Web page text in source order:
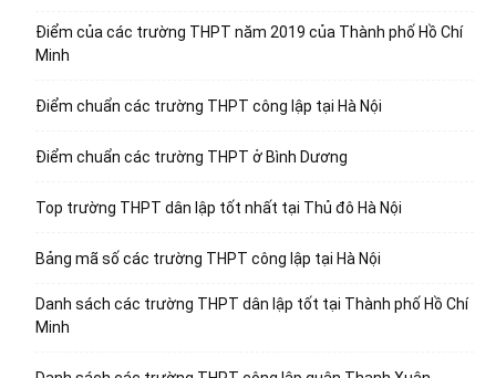
Điểm của các trường THPT năm 2019 của Thành phố Hồ Chí
Minh
Điểm chuẩn các trường THPT công lập tại Hà Nội
Điểm chuẩn các trường THPT ở Bình Dương
Top trường THPT dân lập tốt nhất tại Thủ đô Hà Nội
Bảng mã số các trường THPT công lập tại Hà Nội
Danh sách các trường THPT dân lập tốt tại Thành phố Hồ Chí
Minh